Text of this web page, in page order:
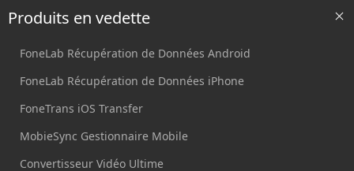
Produits en vedette
FoneLab Récupération de Données Android
FoneLab Récupération de Données iPhone
FoneTrans iOS Transfer
MobieSync Gestionnaire Mobile
Convertisseur Vidéo Ultime